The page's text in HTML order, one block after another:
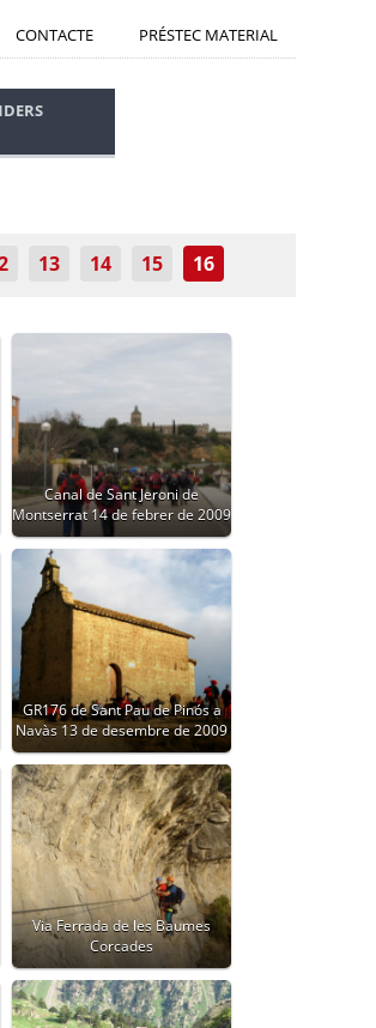
CONTACTE PRÉSTEC MATERIAL
13 14 15 16
Canal de Sant Jeroni de
Montserrat 14 de febrer de 2009
GR176 de Sant Pau de Pinós a
Navàs 13 de desembre de 2009
Via Ferrada de les Baumes
Corcades